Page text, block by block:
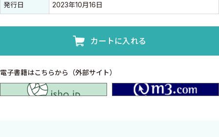
発行日 2023年10月16日
カートに入れる
電子書籍はこちらから（外部サイト）